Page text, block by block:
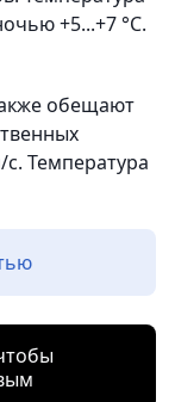
+5...+7 °С.
обещают
Температура